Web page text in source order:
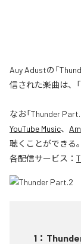
Auy Adustの「
信された楽曲は、
なお「Thunder
YouTube Music、
聴くことができる。
各配信サービス：
1 ：